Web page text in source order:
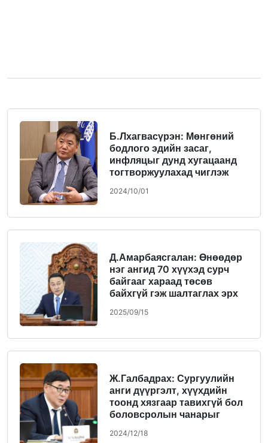
Б.Лхагвасүрэн: Мөнгөний
бодлого эдийн засаг,
инфляцыг дунд хугацаанд
тогтворжуулахад чиглэж
2024/10/01
Д.Амарбаясгалан: Өнөөдөр
нэг ангид 70 хүүхэд сурч
байгааг хараад төсөв
байхгүй гэж шалтаглах эрх
2025/09/15
Ж.Галбадрах: Сургуулийн
анги дүүргэлт, хүүхдийн
тоонд хязгаар тавихгүй бол
боловсролын чанарыг
2024/12/18